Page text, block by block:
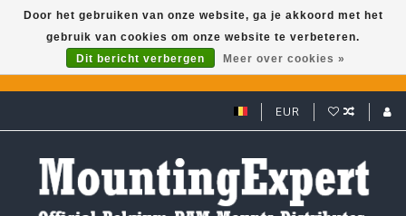
GARMIN GPS met een superkorting tot 50%? Klik hier!
EUR
Door het gebruiken van onze website, ga je akkoord met het
gebruik van cookies om onze website te verbeteren.
Dit bericht verbergen
Meer over cookies »